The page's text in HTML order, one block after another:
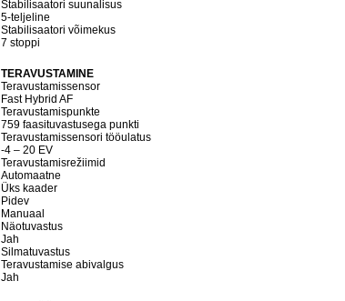
Stabilisaatori suunalisus
5-teljeline
Stabilisaatori võimekus
7 stoppi
TERAVUSTAMINE
Teravustamissensor
Fast Hybrid AF
Teravustamispunkte
759 faasituvastusega punkti
Teravustamissensori tööulatus
-4 – 20 EV
Teravustamisrežiimid
Automaatne
Üks kaader
Pidev
Manuaal
Näotuvastus
Jah
Silmatuvastus
Teravustamise abivalgus
Jah